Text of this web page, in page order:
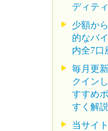
ディテ
少額か
的なバ
内全7口
毎月更
クイン
すすめ
すく解説
当サイ